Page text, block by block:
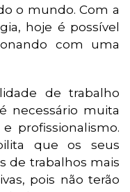
o mundo. Com a
hoje é possível
com uma
de trabalho
necessário muita
profissionalismo.
que os seus
de trabalhos mais
pois não terão